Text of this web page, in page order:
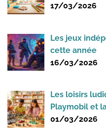
17/03/2026
Les jeux
cette année
16/03/2026
Les loisirs
Playmobil et
01/03/2026